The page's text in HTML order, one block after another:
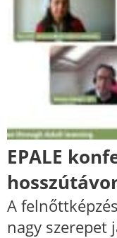
EPALE
A
nagy szerepet